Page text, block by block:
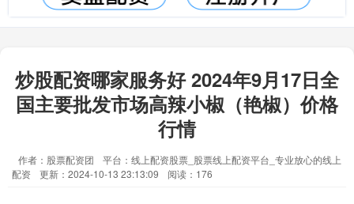
炒股配资哪家服务好 2024年9月17日全
国主要批发市场高辣小椒（艳椒）价格
行情
作者：股票配资团
平台：线上配资股票_股票线上配资平台_专业放心的线上
配资
更新：2024-10-13 23:13:09 阅读：176